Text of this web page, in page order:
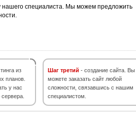
нашего специалиста. Мы можем предложить
из
планов.
у нас
Шаг третий - создание сайта. Вы
можете заказать сайт любой
сложности, связавшись с нашим
специалистом.